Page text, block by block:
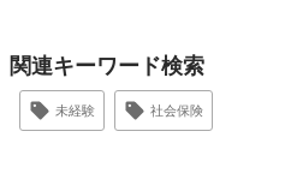
関連キーワード検索
未経験 社会保険